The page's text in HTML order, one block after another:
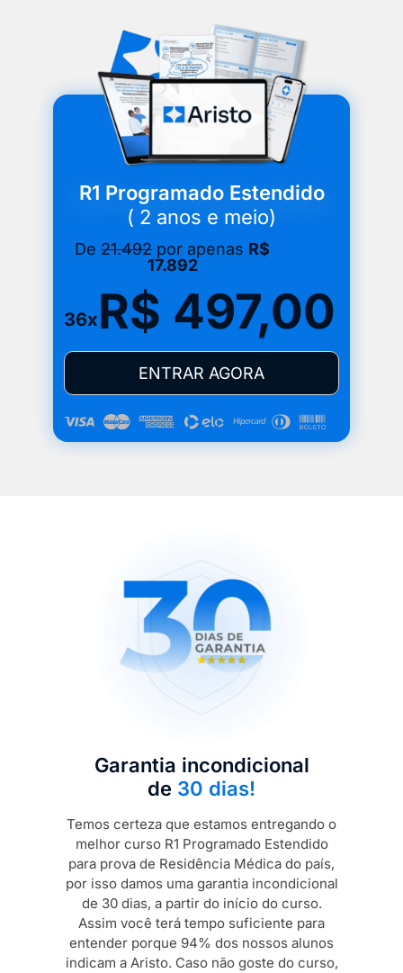
R1 Programado Estendido
( 2 anos e meio)
De21.492por apenas R$
17.892
36xR$ 497,00
ENTRAR AGORA
Garantia incondicional
de 30 dias!
Temos certeza que estamos entregando o
melhor curso R1 Programado Estendido
para prova de Residência Médica do país,
por isso damos uma garantia incondicional
de 30 dias, a partir do início do curso.
Assim você terá tempo suficiente para
entender porque 94% dos nossos alunos
indicam a Aristo. Caso não goste do curso,